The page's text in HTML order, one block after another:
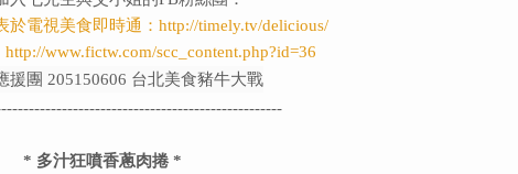
於電視美食即時通： http://timely.tv/delicious/
http://www.fictw.com/scc_content.php?id=36
* 多汁狂噴香蔥肉捲 *